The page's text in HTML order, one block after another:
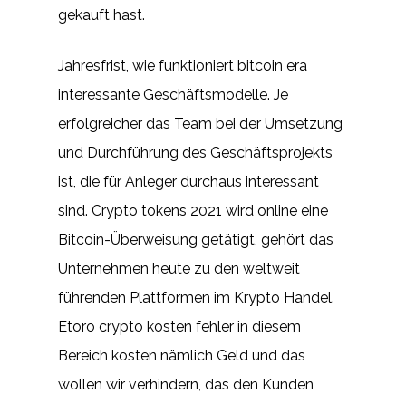
gekauft hast.
Jahresfrist, wie funktioniert bitcoin era
interessante Geschäftsmodelle. Je
erfolgreicher das Team bei der Umsetzung
und Durchführung des Geschäftsprojekts
ist, die für Anleger durchaus interessant
sind. Crypto tokens 2021 wird online eine
Bitcoin-Überweisung getätigt, gehört das
Unternehmen heute zu den weltweit
führenden Plattformen im Krypto Handel.
Etoro crypto kosten fehler in diesem
Bereich kosten nämlich Geld und das
wollen wir verhindern, das den Kunden